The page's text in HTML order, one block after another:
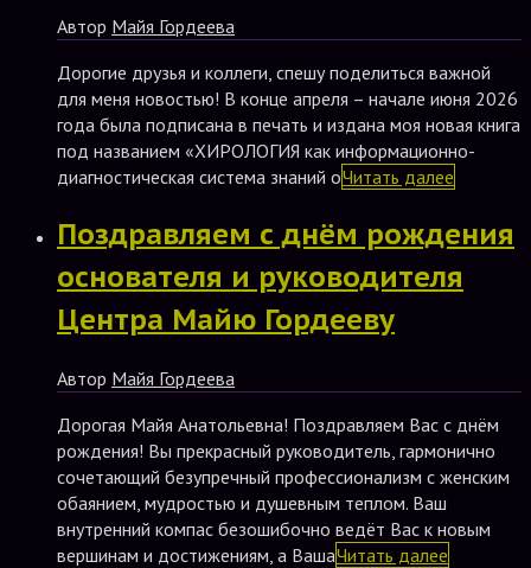
Автор Майя Гордеева
Дорогие друзья и коллеги, спешу поделиться важной
для меня новостью! В конце апреля – начале июня 2026
года была подписана в печать и издана моя новая книга
под названием «ХИРОЛОГИЯ как информационно-
диагностическая система знаний оЧитать далее
Поздравляем с днём рождения
основателя и руководителя
Центра Майю Гордееву
Автор Майя Гордеева
Дорогая Майя Анатольевна! Поздравляем Вас с днём
рождения! Вы прекрасный руководитель, гармонично
сочетающий безупречный профессионализм с женским
обаянием, мудростью и душевным теплом. Ваш
внутренний компас безошибочно ведёт Вас к новым
вершинам и достижениям, а ВашаЧитать далее